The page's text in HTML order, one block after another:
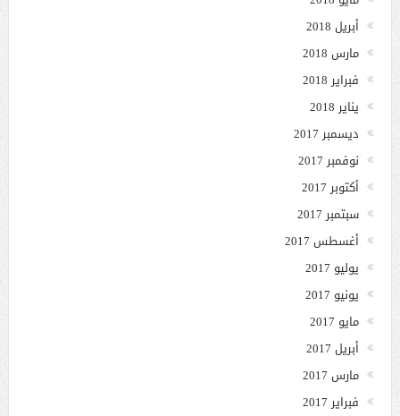
أبريل 2018
مارس 2018
فبراير 2018
يناير 2018
ديسمبر 2017
نوفمبر 2017
أكتوبر 2017
سبتمبر 2017
أغسطس 2017
يوليو 2017
يونيو 2017
مايو 2017
أبريل 2017
مارس 2017
فبراير 2017